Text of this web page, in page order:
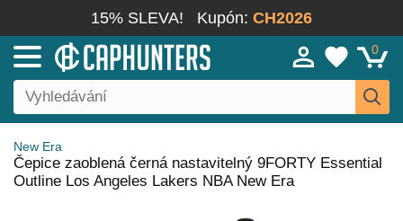
15% SLEVA! Kupón: CH2026
0
New Era
Čepice zaoblená černá nastavitelný 9FORTY Essential
Outline Los Angeles Lakers NBA New Era